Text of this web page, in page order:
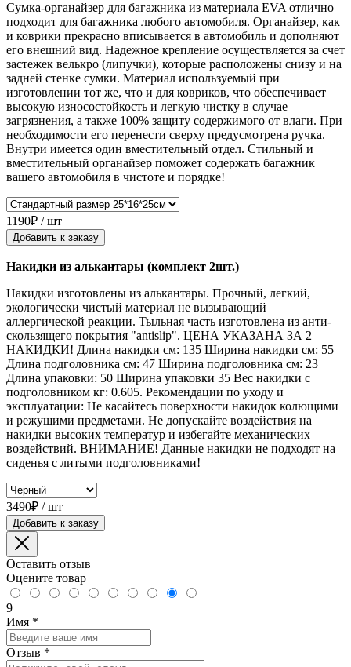
Сумка-органайзер для багажника из материала EVA отлично
подходит для багажника любого автомобиля. Органайзер, как
и коврики прекрасно вписывается в автомобиль и дополняют
его внешний вид. Надежное крепление осуществляется за счет
застежек велькро (липучки), которые расположены снизу и на
задней стенке сумки. Материал используемый при
изготовлении тот же, что и для ковриков, что обеспечивает
высокую износостойкость и легкую чистку в случае
загрязнения, а также 100% защиту содержимого от влаги. При
необходимости его перенести сверху предусмотрена ручка.
Внутри имеется один вместительный отдел. Стильный и
вместительный органайзер поможет содержать багажник
вашего автомобиля в чистоте и порядке!
1190₽ / шт
Добавить к заказу
Накидки из алькантары (комплект 2шт.)
Накидки изготовлены из алькантары. Прочный, легкий,
экологически чистый материал не вызывающий
аллергической реакции. Тыльная часть изготовлена из анти-
скользящего покрытия "antislip". ЦЕНА УКАЗАНА ЗА 2
НАКИДКИ! Длина накидки см: 135 Ширина накидки см: 55
Длина подголовника см: 47 Ширина подголовника см: 23
Длина упаковки: 50 Ширина упаковки 35 Вес накидки с
подголовником кг: 0.605. Рекомендации по уходу и
эксплуатации: Не касайтесь поверхности накидок колющими
и режущими предметами. Не допускайте воздействия на
накидки высоких температур и избегайте механических
воздействий. ВНИМАНИЕ! Данные накидки не подходят на
сиденья с литыми подголовниками!
3490₽ / шт
Добавить к заказу
Оставить отзыв
Оцените товар
9
Имя *
Отзыв *